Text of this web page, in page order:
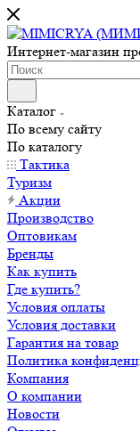
Интернет-магазин
Каталог
По всему сайту
По каталогу
Тактика
Туризм
Акции
Производство
Оптовикам
Бренды
Как купить
Где купить?
Условия оплаты
Условия доставки
Гарантия на товар
Политика
Компания
О компании
Новости